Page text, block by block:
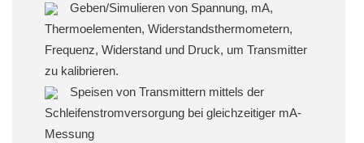
Geben/Simulieren von Spannung, mA,
Thermoelementen, Widerstandsthermometern,
Frequenz, Widerstand und Druck, um Transmitter
zu kalibrieren.
Speisen von Transmittern mittels der
Schleifenstromversorgung bei gleichzeitiger mA-
Messung